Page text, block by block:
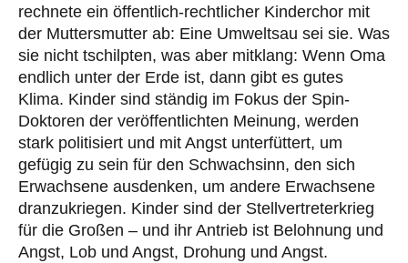
rechnete ein öffentlich-rechtlicher Kinderchor mit
der Muttersmutter ab: Eine Umweltsau sei sie. Was
sie nicht tschilpten, was aber mitklang: Wenn Oma
endlich unter der Erde ist, dann gibt es gutes
Klima. Kinder sind ständig im Fokus der Spin-
Doktoren der veröffentlichten Meinung, werden
stark politisiert und mit Angst unterfüttert, um
gefügig zu sein für den Schwachsinn, den sich
Erwachsene ausdenken, um andere Erwachsene
dranzukriegen. Kinder sind der Stellvertreterkrieg
für die Großen – und ihr Antrieb ist Belohnung und
Angst, Lob und Angst, Drohung und Angst.